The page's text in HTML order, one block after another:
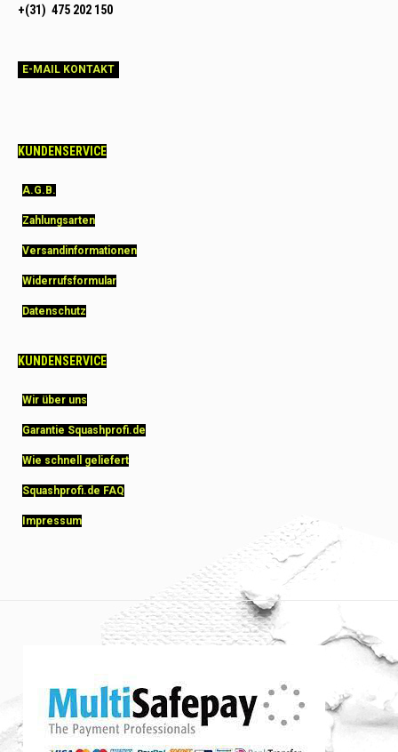
+(31) 475 202 150
E-MAIL KONTAKT
KUNDENSERVICE
A.G.B.
Zahlungsarten
Versandinformationen
Widerrufsformular
Datenschutz
KUNDENSERVICE
Wir über uns
Garantie Squashprofi.de
Wie schnell geliefert
Squashprofi.de FAQ
Impressum